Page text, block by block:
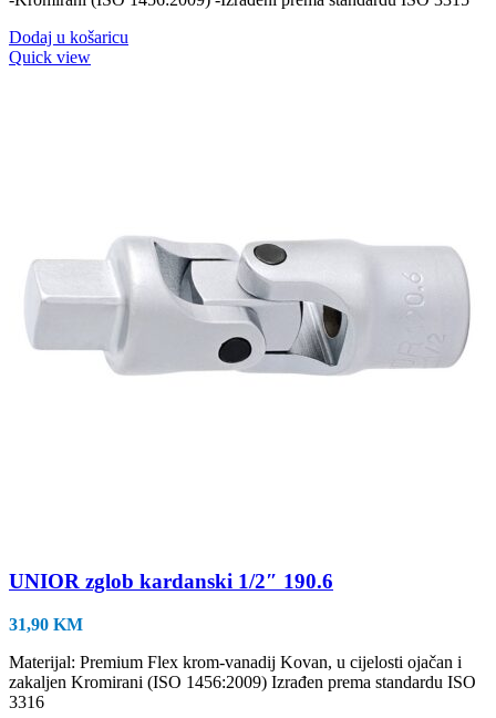
Dodaj u košaricu
Quick view
UNIOR zglob kardanski 1/2″ 190.6
31,90 KM
Materijal: Premium Flex krom-vanadij Kovan, u cijelosti ojačan i
zakaljen Kromirani (ISO 1456:2009) Izrađen prema standardu ISO
3316